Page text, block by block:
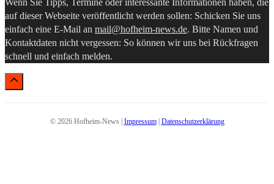
Wenn Sie Tipps, Termine oder interessante Informationen haben, die
auf dieser Webseite veröffentlicht werden sollen: Schicken Sie uns
einfach eine E-Mail an mail@hofheim-news.de. Bitte Namen und
Kontaktdaten nicht vergessen: So können wir uns bei Rückfragen
schnell und einfach melden.
© 2026 Hofheim-News | Impressum| Datenschutzerklärung